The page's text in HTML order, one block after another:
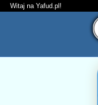
Witaj na Yafud.pl!